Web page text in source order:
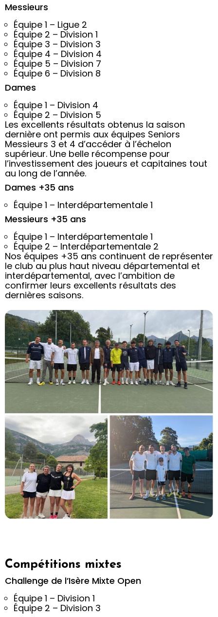
Messieurs
Équipe 1 – Ligue 2
Équipe 2 – Division 1
Équipe 3 – Division 3
Équipe 4 – Division 4
Équipe 5 – Division 7
Équipe 6 – Division 8
Dames
Équipe 1 – Division 4
Équipe 2 – Division 5
Les excellents résultats obtenus la saison
dernière ont permis aux équipes Seniors
Messieurs 3 et 4 d’accéder à l’échelon
supérieur. Une belle récompense pour
l’investissement des joueurs et capitaines tout
au long de l’année.
Dames +35 ans
Équipe 1 – Interdépartementale 1
Messieurs +35 ans
Équipe 1 – Interdépartementale 1
Équipe 2 – Interdépartementale 2
Nos équipes +35 ans continuent de représenter
le club au plus haut niveau départemental et
interdépartemental, avec l’ambition de
confirmer leurs excellents résultats des
dernières saisons.
Compétitions mixtes
Challenge de l’Isère Mixte Open
Équipe 1 – Division 1
Équipe 2 – Division 3